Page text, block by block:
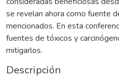
se revelan ahora como fuente
mencionados. En esta
fuentes de tóxicos y
mitigarlos.
Descripción